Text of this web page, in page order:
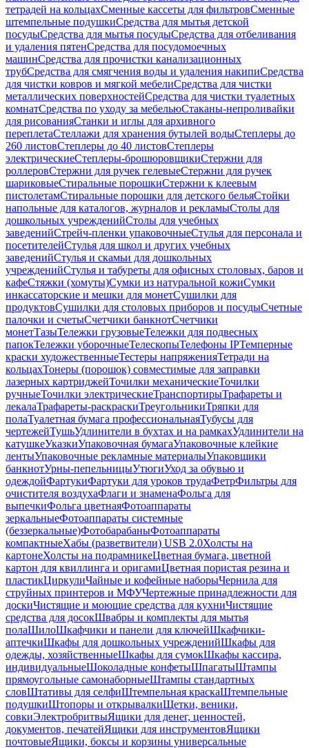
тетрадей на кольцахСменные кассеты для фильтровСменные
штемпельные подушкиСредства для мытья детской
посудыСредства для мытья посудыСредства для отбеливания
и удаления пятенСредства для посудомоечных
машинСредства для прочистки канализационных
трубСредства для смягчения воды и удаления накипиСредства
для чистки ковров и мягкой мебелиСредства для чистки
металлических поверхностейСредства для чистки туалетных
комнатСредства по уходу за мебельюСтаканы-непроливайки
для рисованияСтанки и иглы для архивного
переплетаСтеллажи для хранения бутылей водыСтеплеры до
260 листовСтеплеры до 40 листовСтеплеры
электрическиеСтеплеры-брошюровщикиСтержни для
роллеровСтержни для ручек гелевыеСтержни для ручек
шариковыеСтиральные порошкиСтержни к клеевым
пистолетамСтиральные порошки для детского бельяСтойки
напольные для каталогов, журналов и рекламыСтолы для
дошкольных учрежденийСтолы для учебных
заведенийСтрейч-пленки упаковочныеСтулья для персонала и
посетителейСтулья для школ и других учебных
заведенийСтулья и скамьи для дошкольных
учрежденийСтулья и табуреты для офисных столовых, баров и
кафеСтяжки (хомуты)Сумки из натуральной кожиСумки
инкассаторские и мешки для монетСушилки для
продуктовСушилки для столовых приборов и посудыСчетные
палочки и счетыСчетчики банкнотСчетчики
монетТазыТележки грузовыеТележки для подвесных
папокТележки уборочныеТелескопыТелефоны IPТемперные
краски художественныеТестеры напряженияТетради на
кольцахТонеры (порошок) совместимые для заправки
лазерных картриджейТочилки механическиеТочилки
ручныеТочилки электрическиеТранспортирыТрафареты и
лекалаТрафареты-раскраскиТреугольникиТряпки для
полаТуалетная бумага профессиональнаяТубусы для
чертежейТушьУдлинители в бухтах и на рамкахУдлинители на
катушкеУказкиУпаковочная бумагаУпаковочные клейкие
лентыУпаковочные рекламные материалыУпаковщики
банкнотУрны-пепельницыУтюгиУход за обувью и
одеждойФартукиФартуки для уроков трудаФетрФильтры для
очистителя воздухаФлаги и знаменаФольга для
выпечкиФольга цветнаяФотоаппараты
зеркальныеФотоаппараты системные
(беззеркальные)ФотобарабаныФотоаппараты
компактныеХабы (разветвители) USB 2.0Холсты на
картонеХолсты на подрамникеЦветная бумага, цветной
картон для квиллинга и оригамиЦветная пористая резина и
пластикЦиркулиЧайные и кофейные наборыЧернила для
струйных принтеров и МФУЧертежные принадлежности для
доскиЧистящие и моющие средства для кухниЧистящие
средства для досокШвабры и комплекты для мытья
полаШилоШкафчики и панели для ключейШкафчики-
аптечкиШкафы для дошкольных учрежденийШкафы для
одежды, хозяйственныеШкафы для сумокШкафы кассира,
индивидуальныеШоколадные конфетыШпагатыШтампы
прямоугольные самонаборныеШтампы стандартных
словШтативы для селфиШтемпельная краскаШтемпельные
подушкиШтопоры и открывалкиЩетки, веники,
совкиЭлектробритвыЯщики для денег, ценностей,
документов, печатейЯщики для инструментовЯщики
почтовыеЯщики, боксы и корзины универсальные